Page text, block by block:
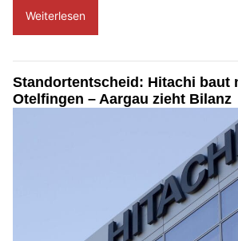
Weiterlesen
Standortentscheid: Hitachi baut
Otelfingen – Aargau zieht Bilanz